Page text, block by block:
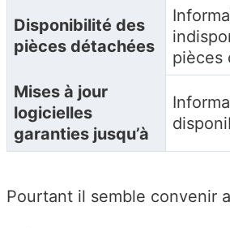
Disponibilité des
pièces détachées
pièces
Mises à jour
logicielles
garanties jusqu’à
Pourtant il semble convenir